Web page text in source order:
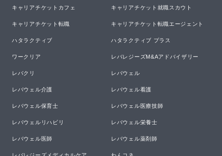
キャリアチケットカフェ キャリアチケット就職スカウト
キャリアチケット転職 キャリアチケット転職エージェント
ハタラクティブ ハタラクティブ プラス
ワークリア レバレジーズM&Aアドバイザリー
レバクリ レバウェル
レバウェル介護 レバウェル看護
レバウェル保育士 レバウェル医療技師
レバウェルリハビリ レバウェル栄養士
レバウェル医師 レバウェル薬剤師